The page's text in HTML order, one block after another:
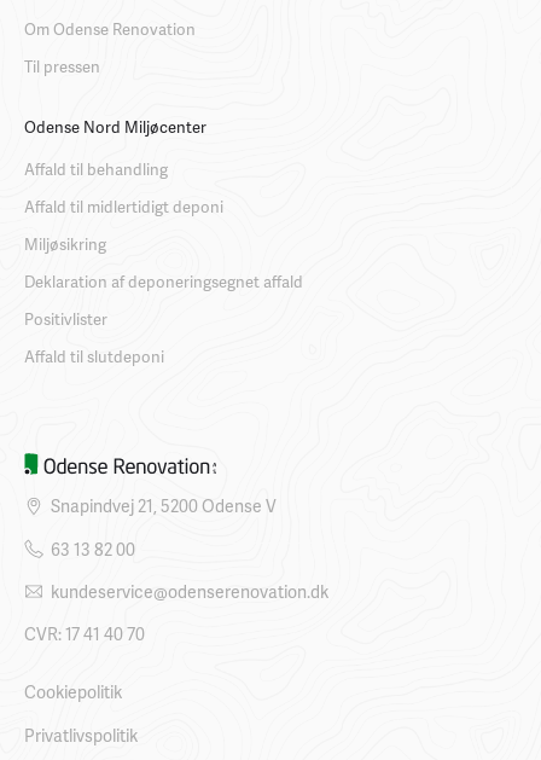
Om Odense Renovation
Til pressen
Odense Nord Miljøcenter
Affald til behandling
Affald til midlertidigt deponi
Miljøsikring
Deklaration af deponeringsegnet affald
Positivlister
Affald til slutdeponi
Snapindvej 21, 5200 Odense V
63 13 82 00
kundeservice@odenserenovation.dk
CVR: 17 41 40 70
Cookiepolitik
Privatlivspolitik